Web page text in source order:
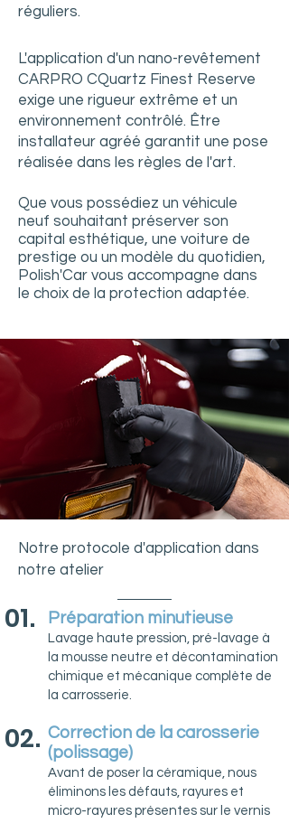
réguliers.
L'application d'un nano-revêtement
CARPRO CQuartz Finest Reserve
exige une rigueur extrême et un
environnement contrôlé. Être
installateur agréé garantit une pose
réalisée dans les règles de l'art.
Que vous possédiez un véhicule
neuf souhaitant préserver son
capital esthétique, une voiture de
prestige ou un modèle du quotidien,
Polish'Car vous accompagne dans
le choix de la protection adaptée.
Notre protocole d'application dans
notre atelier
01.
02.
Préparation minutieuse
Lavage haute pression, pré-lavage à
la mousse neutre et décontamination
chimique et mécanique complète de
la carrosserie.
Correction de la carosserie
(polissage)
Avant de poser la céramique, nous
éliminons les défauts, rayures et
micro-rayures présentes sur le vernis